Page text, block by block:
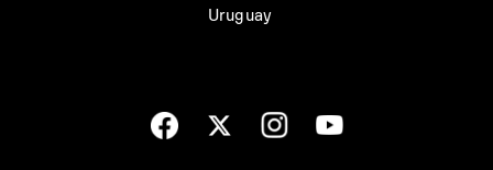
Uruguay